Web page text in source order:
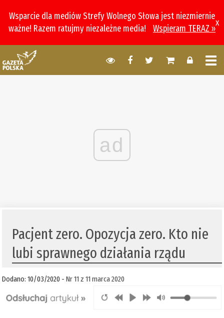
Wsparcie dla mediów Strefy Wolnego Słowa jest niezmiernie
ważne! Razem ratujmy niezależne media!
Wspieram TERAZ »
x
ad
Pacjent zero. Opozycja zero. Kto nie
lubi sprawnego działania rządu
Dodano: 10/03/2020 -Nr 11 z 11 marca 2020